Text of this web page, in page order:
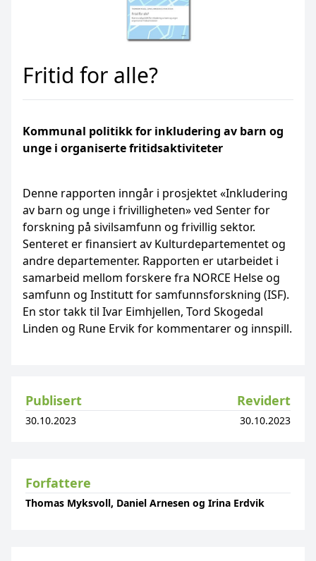
Fritid for alle?
Kommunal politikk for inkludering av barn og
unge i organiserte fritidsaktiviteter
Denne rapporten inngår i prosjektet «Inkludering
av barn og unge i frivilligheten» ved Senter for
forskning på sivilsamfunn og frivillig sektor.
Senteret er finansiert av Kulturdepartementet og
andre departementer. Rapporten er utarbeidet i
samarbeid mellom forskere fra NORCE Helse og
samfunn og Institutt for samfunnsforskning (ISF).
En stor takk til Ivar Eimhjellen, Tord Skogedal
Linden og Rune Ervik for kommentarer og innspill.
Publisert Revidert
30.10.2023 30.10.2023
Forfattere
Thomas Myksvoll, Daniel Arnesen og Irina Erdvik